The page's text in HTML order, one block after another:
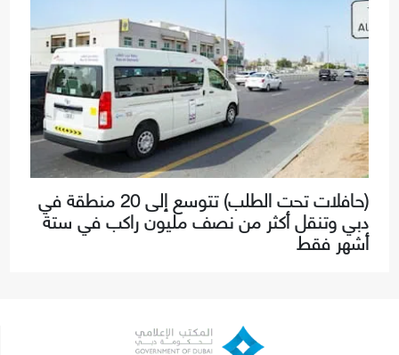
(حافلات تحت الطلب) تتوسع إلى 20 منطقة في
دبي وتنقل أكثر من نصف مليون راكب في ستة
أشهر فقط